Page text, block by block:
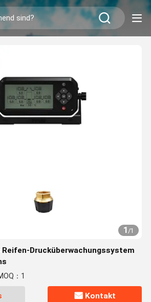
1/1
Drucküberwachungssystem
：1
Kontakt